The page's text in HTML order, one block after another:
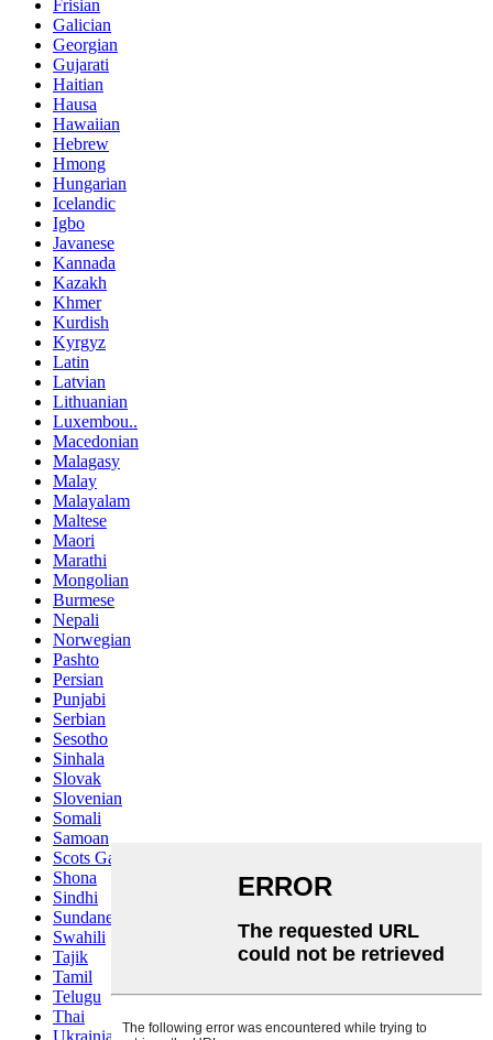
Frisian
Galician
Georgian
Gujarati
Haitian
Hausa
Hawaiian
Hebrew
Hmong
Hungarian
Icelandic
Igbo
Javanese
Kannada
Kazakh
Khmer
Kurdish
Kyrgyz
Latin
Latvian
Lithuanian
Luxembou..
Macedonian
Malagasy
Malay
Malayalam
Maltese
Maori
Marathi
Mongolian
Burmese
Nepali
Norwegian
Pashto
Persian
Punjabi
Serbian
Sesotho
Sinhala
Slovak
Slovenian
Somali
Samoan
Scots Gaelic
Shona
Sindhi
Sundanese
Swahili
Tajik
Tamil
Telugu
Thai
Ukrainian